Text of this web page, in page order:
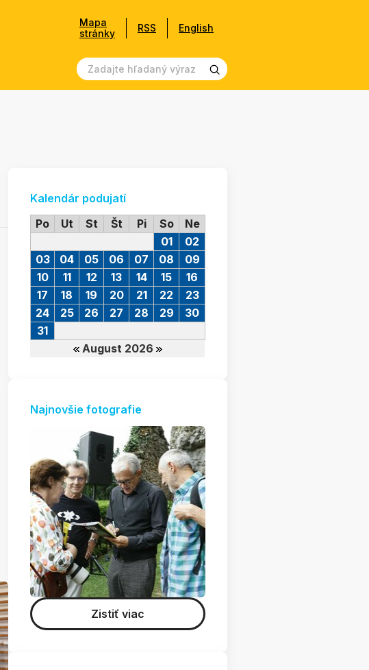
Mapa
stránky
RSS English
Kalendár podujatí
Po
Ut St Št Pi So Ne
August 2026
01
02
03
04 05 06 07 08
09
10
11 12 13 14 15
16
17
18 19 20 21 22
23
24
25 26 27 28 29
30
31
Najnovšie fotografie
Zistiť viac